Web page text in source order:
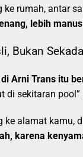
ke rumah, antar
lebih
Bukan
Arni Trans itu
di sekitaran
ke alamat kamu,
karena